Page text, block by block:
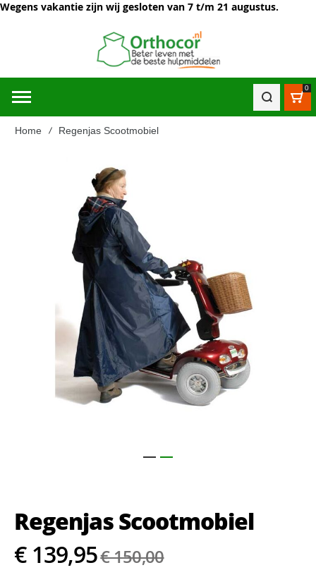
Wegens vakantie zijn wij gesloten van 7 t/m 21 augustus.
0
Home Regenjas Scootmobiel
afbeeldingen-
begin
van
de
afbeeldingen-
Regenjas Scootmobiel
€ 139,95€ 150,00